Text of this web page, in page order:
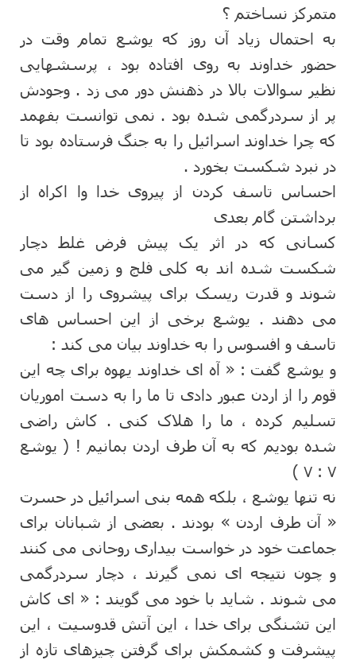
متمرکز نساختم ؟
به احتمال زیاد آن روز که یوشع تمام وقت در
حضور خداوند به روی افتاده بود ، پرسشهایی
نظیر سوالات بالا در ذهنش دور می زد . وجودش
پر از سردرگمی شده بود . نمی توانست بفهمد
که چرا خداوند اسرائیل را به جنگ فرستاده بود تا
در نبرد شکست بخورد .
احساس تاسف کردن از پیروی خدا وا اکراه از
برداشتن گام بعدی
کسانی که در اثر یک پیش فرض غلط دچار
شکست شده اند به کلی فلج و زمین گیر می
شوند و قدرت ریسک برای پیشروی را از دست
می دهند . یوشع برخی از این احساس های
تاسف و افسوس را به خداوند بیان می کند :
و یوشع گفت : « آه ای خداوند یهوه برای چه این
قوم را از اردن عبور دادی تا ما را به دست اموریان
تسلیم کرده ، ما را هلاک کنی . کاش راضی
شده بودیم که به آن طرف اردن بمانیم ! ( یوشع
۷ : ۷ )
نه تنها یوشع ، بلکه همه بنی اسرائیل در حسرت
« آن طرف اردن » بودند . بعضی از شبانان برای
جماعت خود در خواست بیداری روحانی می کنند
و چون نتیجه ای نمی گیرند ، دچار سردرگمی
می شوند . شاید با خود می گویند : « ای کاش
این تشنگی برای خدا ، این آتش قدوسیت ، این
پیشرفت و کشمکش برای گرفتن چیزهای تازه از